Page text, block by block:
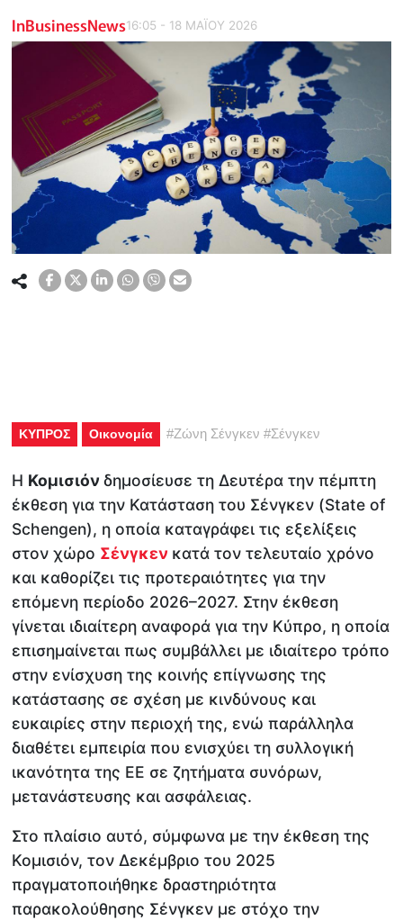
InBusinessNews16:05 - 18 ΜΑΪ́ΟΥ 2026
ΚΥΠΡΟΣ Οικονομία #Ζώνη Σένγκεν #Σένγκεν
Η Κομισιόνδημοσίευσε τη Δευτέρα την πέμπτη
έκθεση για την Κατάσταση του Σένγκεν (State of
Schengen), η οποία καταγράφει τις εξελίξεις
στον χώρο Σένγκεν κατά τον τελευταίο χρόνο
και καθορίζει τις προτεραιότητες για την
επόμενη περίοδο 2026–2027. Στην έκθεση
γίνεται ιδιαίτερη αναφορά για την Κύπρο, η οποία
επισημαίνεται πως συμβάλλει με ιδιαίτερο τρόπο
στην ενίσχυση της κοινής επίγνωσης της
κατάστασης σε σχέση με κινδύνους και
ευκαιρίες στην περιοχή της, ενώ παράλληλα
διαθέτει εμπειρία που ενισχύει τη συλλογική
ικανότητα της ΕΕ σε ζητήματα συνόρων,
μετανάστευσης και ασφάλειας.
Στο πλαίσιο αυτό, σύμφωνα με την έκθεση της
Κομισιόν, τον Δεκέμβριο του 2025
πραγματοποιήθηκε δραστηριότητα
παρακολούθησης Σένγκεν με στόχο την